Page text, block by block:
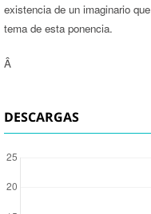
existencia de un imaginario
tema de esta ponencia.
Â
DESCARGAS